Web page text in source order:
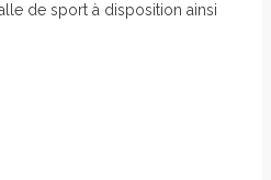
de sport à disposition ainsi